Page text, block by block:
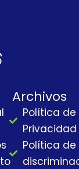
Archivos
Política de
Privacidad
Política de